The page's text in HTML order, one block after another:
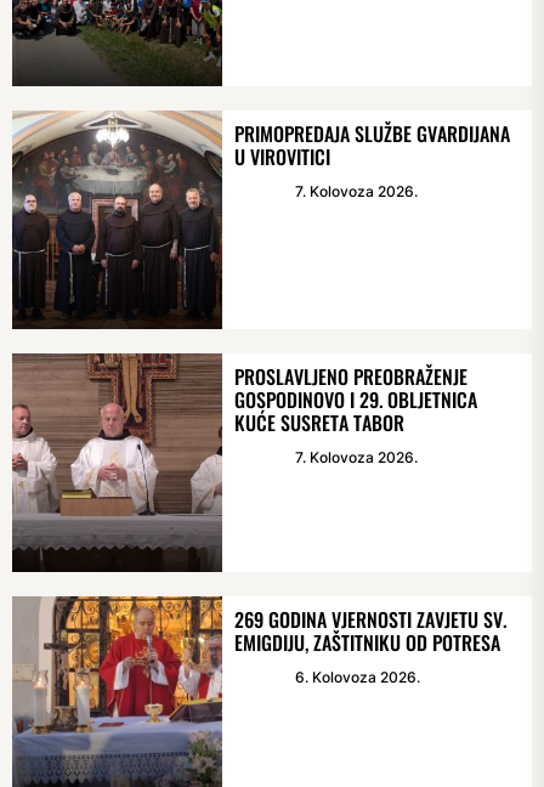
PRIMOPREDAJA SLUŽBE GVARDIJANA
U VIROVITICI
7. Kolovoza 2026.
PROSLAVLJENO PREOBRAŽENJE
GOSPODINOVO I 29. OBLJETNICA
KUĆE SUSRETA TABOR
7. Kolovoza 2026.
269 GODINA VJERNOSTI ZAVJETU SV.
EMIGDIJU, ZAŠTITNIKU OD POTRESA
6. Kolovoza 2026.